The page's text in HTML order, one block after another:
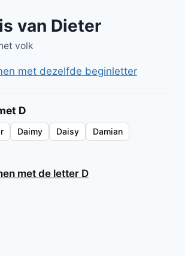
van Dieter
volk
met dezelfde beginletter
D
Daimy Daisy
Damian
met de letter D